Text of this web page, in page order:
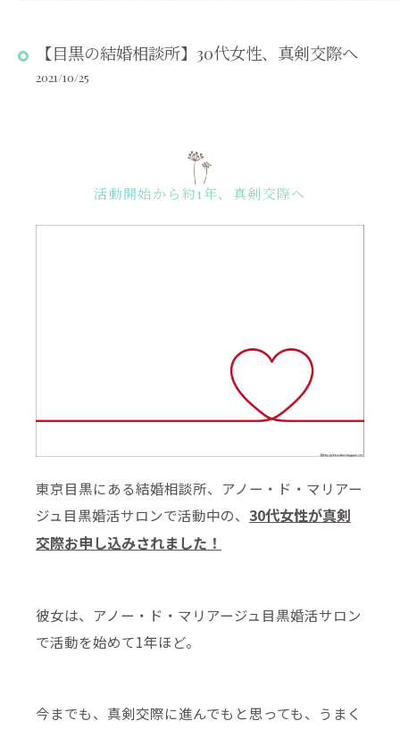
【目黒の結婚相談所】30代女性、真剣交際へ
2021/10/25
活動開始から約1年、真剣交際へ
東京目黒にある結婚相談所、アノー・ド・マリアー
ジュ目黒婚活サロンで活動中の、 30代女性が真剣
交際お申し込みされました！
彼女は、アノー・ド・マリアージュ目黒婚活サロン
で活動を始めて1年ほど。
今までも、真剣交際に進んでもと思っても、うまく